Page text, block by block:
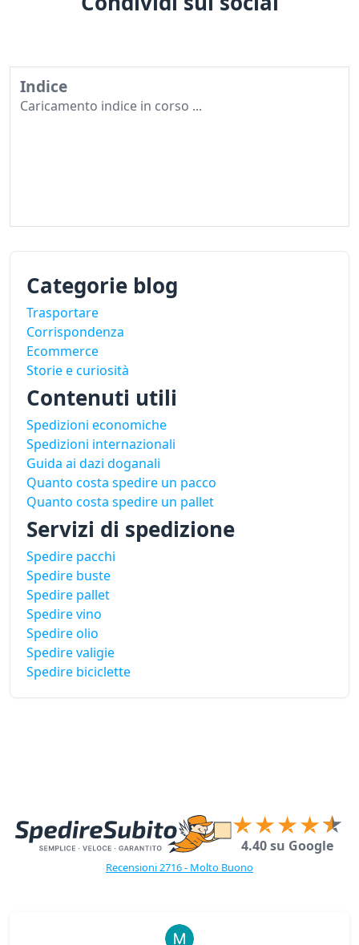
Indice
Caricamento indice in corso ...
Categorie blog
Trasportare
Corrispondenza
Ecommerce
Storie e curiosità
Contenuti utili
Spedizioni economiche
Spedizioni internazionali
Guida ai dazi doganali
Quanto costa spedire un pacco
Quanto costa spedire un pallet
Servizi di spedizione
Spedire pacchi
Spedire buste
Spedire pallet
Spedire vino
Spedire olio
Spedire valigie
Spedire biciclette
4.40 su Google
Recensioni 2716 - Molto Buono